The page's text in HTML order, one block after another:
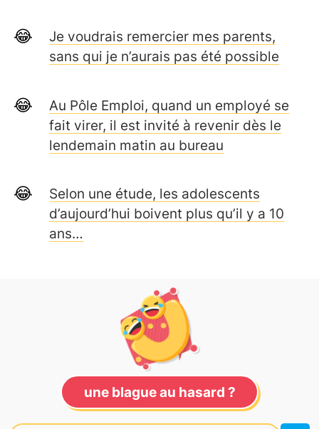
Je voudrais remercier mes parents,
sans qui je n’aurais pas été possible
Au Pôle Emploi, quand un employé se
fait virer, il est invité à revenir dès le
lendemain matin au bureau
Selon une étude, les adolescents
d’aujourd’hui boivent plus qu’il y a 10
ans…
une blague au hasard ?